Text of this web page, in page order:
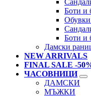
Боти и
Обувки
Боти и
Дамски
NEW ARRIVALS
FINAL SALE -
ЧАСОВНИЦИ
ДАМСКИ
МЪЖКИ